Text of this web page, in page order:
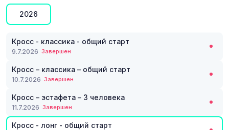
2026
Кросс - классика - общий старт
9.7.2026 Завершен
Кросс – классика – общий старт
10.7.2026 Завершен
Кросс – эстафета – 3 человека
11.7.2026 Завершен
Кросс - лонг - общий старт